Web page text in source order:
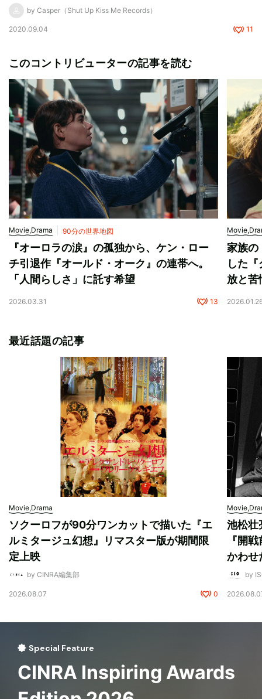
by Casper（Shut Up Kiss Me Records）
2020.09.04 11
このコントリビューターの記事を読む
Movie,Drama 90分の世界地図
『オーロラの涙』の孤独から、ケン・ロー
チ引退作『オールド・オーク』の連帯へ。
「人間らしさ」に託す希望
2026.03.31 13
家族の
した
放と苦
最近話題の記事
Movie,Drama
ソクーロフが90分ワンカットで描いた『エ
ルミタージュ幻想』リマスター版が期間限
定上映
by CINRA編集部
2026.08.07 0
池松壮
『開
かわせ
by
Special Feature
CINRA Inspiring Awards